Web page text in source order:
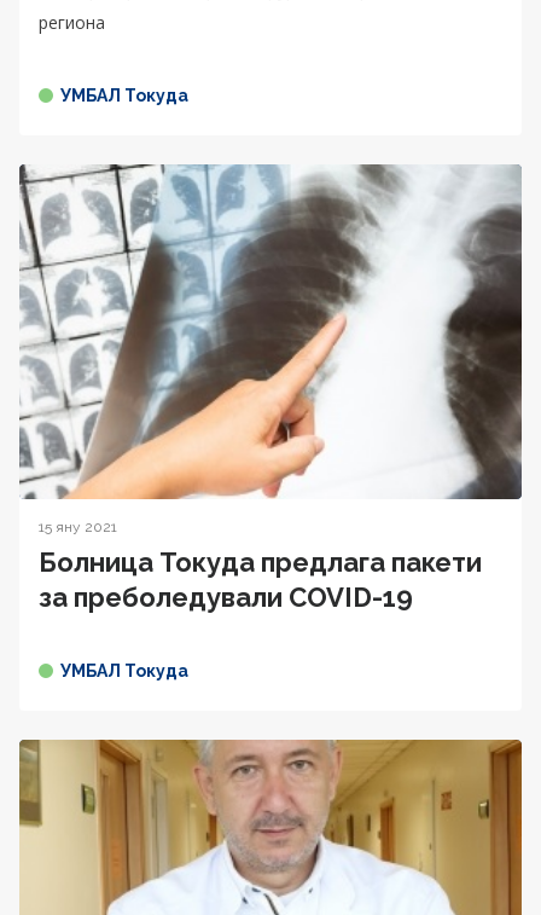
региона
УМБАЛ Токуда
15 яну 2021
Болница Токуда предлага пакети
за преболедували COVID-19
УМБАЛ Токуда